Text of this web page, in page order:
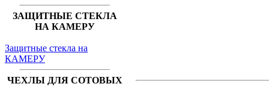
ЗАЩИТНЫЕ СТЕКЛА
НА КАМЕРУ
Защитные стекла на
КАМЕРУ
ЧЕХЛЫ ДЛЯ СОТОВЫХ